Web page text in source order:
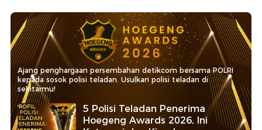
Ajang penghargaan persembahan detikcom bersama POLRI
kepada sosok polisi teladan. Usulkan polisi teladan di
sekitarmu!
5 Polisi Teladan Penerima
Hoegeng Awards 2026, Ini